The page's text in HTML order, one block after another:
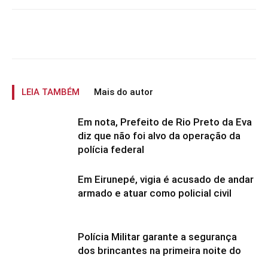
LEIA TAMBÉM Mais do autor
Em nota, Prefeito de Rio Preto da Eva
diz que não foi alvo da operação da
polícia federal
Em Eirunepé, vigia é acusado de andar
armado e atuar como policial civil
Polícia Militar garante a segurança
dos brincantes na primeira noite do